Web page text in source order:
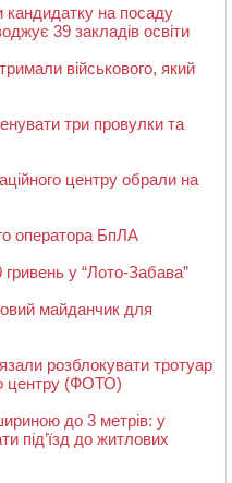
кандидатку на посаду
39 закладів освіти
військового, який
три провулки та
центру обрали на
оператора БпЛА
у “Лото-Забава”
майданчик для
розблокувати тротуар
центру (ФОТО)
до 3 метрів: у
під’їзд до житлових